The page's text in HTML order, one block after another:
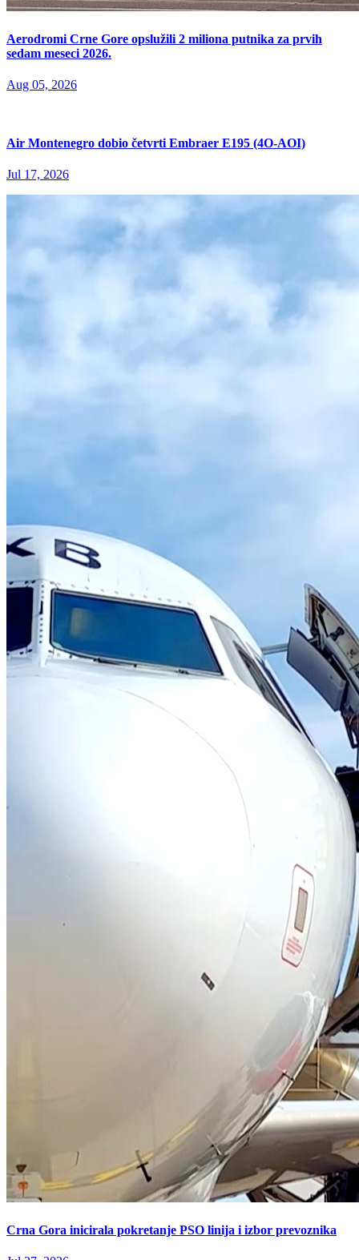
Aerodromi Crne Gore opslužili 2 miliona putnika za prvih
sedam meseci 2026.
Aug 05, 2026
Air Montenegro dobio četvrti Embraer E195 (4O-AOI)
Jul 17, 2026
Crna Gora inicirala pokretanje PSO linija i izbor prevoznika